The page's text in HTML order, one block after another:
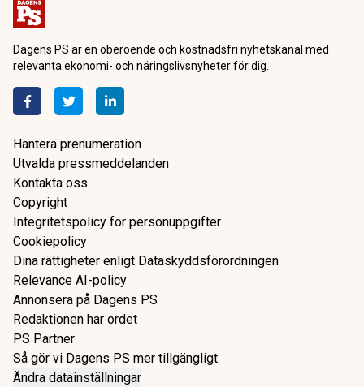
Dagens PS är en oberoende och kostnadsfri nyhetskanal med
relevanta ekonomi- och näringslivsnyheter för dig.
Hantera prenumeration
Utvalda pressmeddelanden
Kontakta oss
Copyright
Integritetspolicy för personuppgifter
Cookiepolicy
Dina rättigheter enligt Dataskyddsförordningen
Relevance AI-policy
Annonsera på Dagens PS
Redaktionen har ordet
PS Partner
Så gör vi Dagens PS mer tillgängligt
Ändra datainställningar